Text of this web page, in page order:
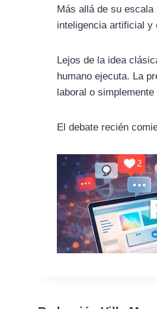
Más allá de su escala
inteligencia artificial y
Lejos de la idea
humano ejecuta. La
laboral o
El debate recién